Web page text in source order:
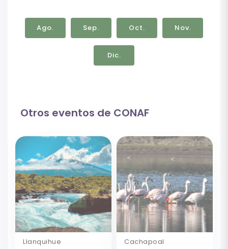
Ago. Sep. Oct. Nov.
Dic.
Otros eventos de CONAF
Llanquihue Cachapoal